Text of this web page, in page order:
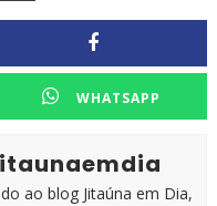
WHATSAPP
ao blog Jitaúna em Dia,